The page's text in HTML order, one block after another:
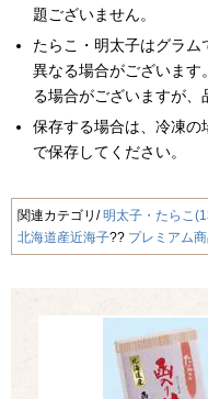
題ございません。
たらこ・明太子はグラム
異なる場合がございます
る場合がございますが、
保存する場合は、冷凍
で保存してください。
関連カテゴリ 明太子・たらこ
北海道産近海子
プレミアム